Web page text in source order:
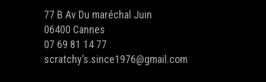
77 B Av Du maréchal Juin
06400 Cannes
07 69 81 14 77
scratchy’s.since1976@gmail.com